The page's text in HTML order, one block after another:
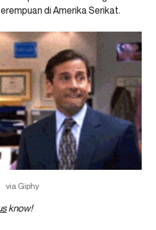
di Amerika Serikat.
via Giphy
know!